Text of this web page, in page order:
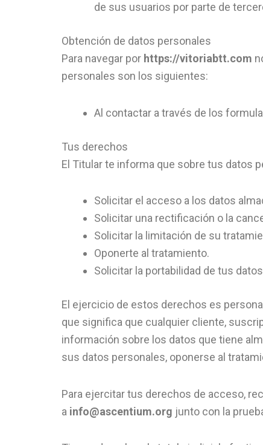
de sus usuarios por parte de
Obtención de datos personales
Para navegar por https://vitoriabtt.com
personales son los siguientes:
Al contactar a través de los
Tus derechos
El Titular te informa que sobre tus datos
Solicitar el acceso a los datos
Solicitar una rectificación o la
Solicitar la limitación de su
Oponerte al tratamiento.
Solicitar la portabilidad de tus
El ejercicio de estos derechos es
que significa que cualquier cliente,
información sobre los datos que tiene
sus datos personales, oponerse al
Para ejercitar tus derechos de acceso,
a info@ascentium.org junto con la